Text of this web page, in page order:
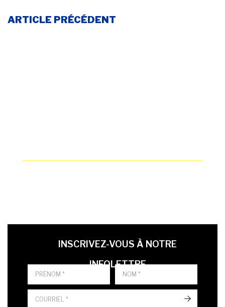
ARTICLE PRÉCÉDENT
PRÉNOM
LAST NAME
INSCRIVEZ-VOUS À NOTRE
INFOLETTRE
LANGUE
->